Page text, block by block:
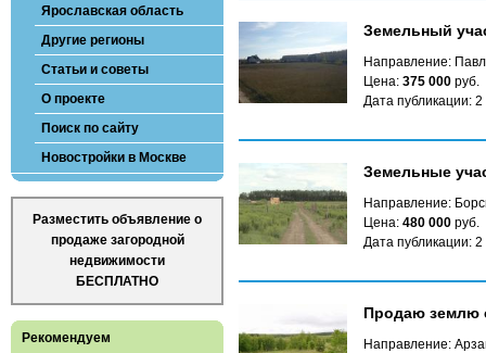
Ярославская область
Другие регионы
Статьи и советы
О проекте
Поиск по сайту
Новостройки в Москве
Разместить объявление о
продаже загородной
недвижимости
БЕСПЛАТНО
Рекомендуем
Земельный
Направление:
Цена: 375 000 руб.
Дата публикации:
Земельные
Направление:
Цена: 480 000 руб.
Дата публикации:
Продаю землю
Направление: